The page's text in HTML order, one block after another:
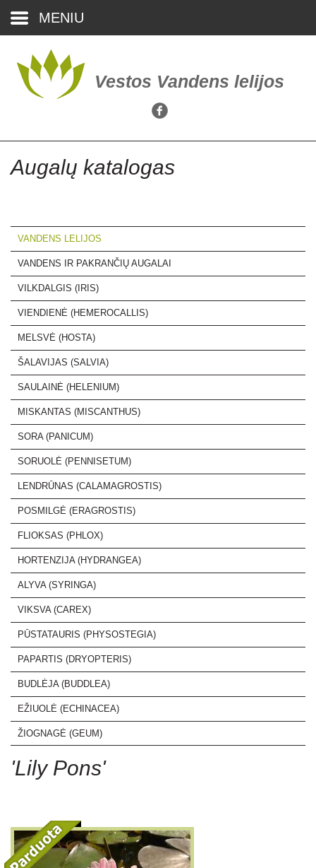
MENIU
Pradžia
Augalų katalogas
Pirkinių krepšelis (0)
Kaip įsigyti
Vestos Vandens lelijos
Augalų katalogas
VANDENS LELIJOS
VANDENS IR PAKRANČIŲ AUGALAI
VILKDALGIS (IRIS)
VIENDIENĖ (HEMEROCALLIS)
MELSVĖ (HOSTA)
ŠALAVIJAS (SALVIA)
SAULAINĖ (HELENIUM)
MISKANTAS (MISCANTHUS)
SORA (PANICUM)
SORUOLĖ (PENNISETUM)
LENDRŪNAS (CALAMAGROSTIS)
POSMILGĖ (ERAGROSTIS)
FLIOKSAS (PHLOX)
HORTENZIJA (HYDRANGEA)
ALYVA (SYRINGA)
VIKSVA (CAREX)
PŪSTATAURIS (PHYSOSTEGIA)
PAPARTIS (DRYOPTERIS)
BUDLĖJA (BUDDLEA)
EŽIUOLĖ (ECHINACEA)
ŽIOGNAGĖ (GEUM)
'Lily Pons'